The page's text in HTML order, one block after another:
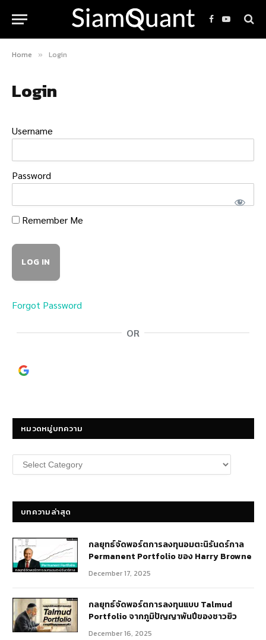
Facebook
YouTube
Home » Login
Login
Username
Password
Remember Me
Forgot Password
OR
หมวดหมู่บทความ
หมวด
หมู่
บทความล่าสุด
กลยุทธ์​จัดพอร์ตการลงทุนอมตะนิรันดร์กาล
Permanent Portfolio ของ Harry Browne
December 17, 2025
กลยุทธ์จัดพอร์ตการลงทุนแบบ Talmud
Portfolio จากภูมิปัญญาพันปีของชาวยิว
December 16, 2025